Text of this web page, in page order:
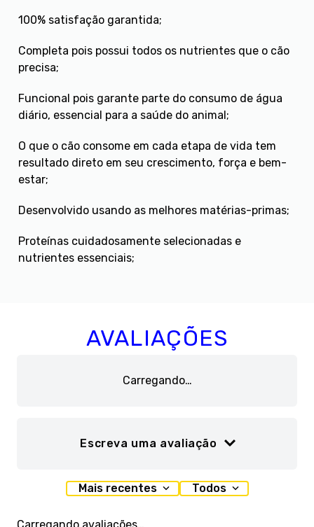
100% satisfação garantida;
Completa pois possui todos os nutrientes que o cão
precisa;
Funcional pois garante parte do consumo de água
diário, essencial para a saúde do animal;
O que o cão consome em cada etapa de vida tem
resultado direto em seu crescimento, força e bem-
estar;
Desenvolvido usando as melhores matérias-primas;
Proteínas cuidadosamente selecionadas e
nutrientes essenciais;
AVALIAÇÕES
Carregando…
Escreva uma avaliação
Adicionar avaliação
Mais recentes Todos